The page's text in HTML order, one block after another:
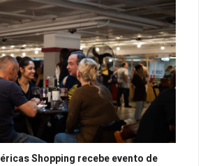
Shopping recebe evento de